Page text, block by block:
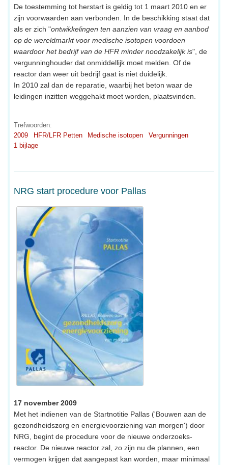
De toestemming tot herstart is geldig tot 1 maart 2010 en er
zijn voorwaarden aan verbonden. In de beschikking staat dat
als er zich "ontwikkelingen ten aanzien van vraag en aanbod
op de wereldmarkt voor medische isotopen voordoen
waardoor het bedrijf van de HFR minder noodzakelijk is", de
vergunninghouder dat onmiddellijk moet melden. Of de
reactor dan weer uit bedrijf gaat is niet duidelijk.
In 2010 zal dan de reparatie, waarbij het beton waar de
leidingen inzitten weggehakt moet worden, plaatsvinden.
Trefwoorden:
2009
HFR/LFR Petten Medische isotopen
Vergunningen
1 bijlage
NRG start procedure voor Pallas
17 november 2009
Met het indienen van de Startnotitie Pallas ('Bouwen aan de
gezondheidszorg en energievoorziening van morgen') door
NRG, begint de procedure voor de nieuwe onderzoeks-
reactor. De nieuwe reactor zal, zo zijn nu de plannen, een
vermogen krijgen dat aangepast kan worden, maar minimaal